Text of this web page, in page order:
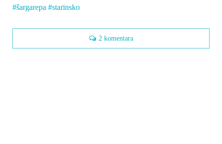
šargarepa
starinsko
2 komentara